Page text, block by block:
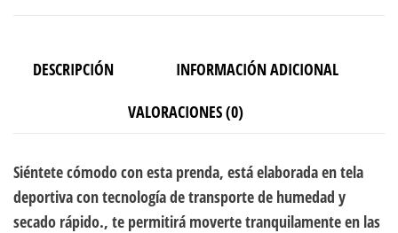
DESCRIPCIÓN
INFORMACIÓN ADICIONAL
VALORACIONES (0)
Siéntete cómodo con esta prenda, está elaborada en tela
deportiva con tecnología de transporte de humedad y
secado rápido., te permitirá moverte tranquilamente en las